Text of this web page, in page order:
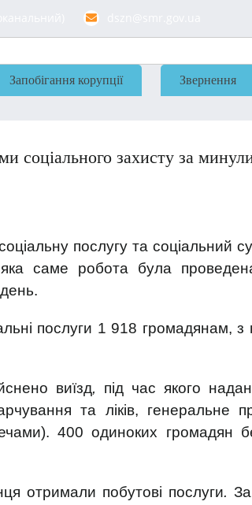
Запобігання корупції Звернення
соціального захисту за
послугу та соціальний
яка саме робота була
послуги 1 918 громадянам, з
виїзд, під час якого
та ліків, генеральне
400 одиноких громадян
отримали побутові послуги.